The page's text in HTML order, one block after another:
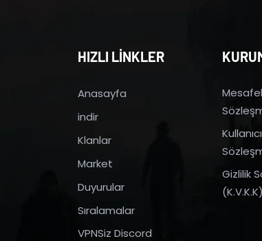
HIZLI LİNKLER
Anasayfa
indir
Klanlar
Market
Duyurular
Sıralamalar
VPNSiz Discord
Kullanıcı
Gizlilik
(K.V.K.K)